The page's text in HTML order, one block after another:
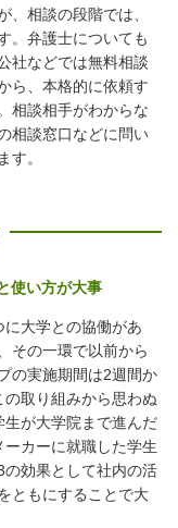
、相談の段階では、
。弁護士についても
社などでは無料相談
ら、本格的に依頼す
相談相手がわからな
相談窓口などに問い
す。
使い方が大事
大学との協働があ
その一環で以前から
の実施期間は2週間か
取り組みから思わぬ
が大学院まで進んだ
カーに就職した学生
効果として社内の活
ともにすることで大